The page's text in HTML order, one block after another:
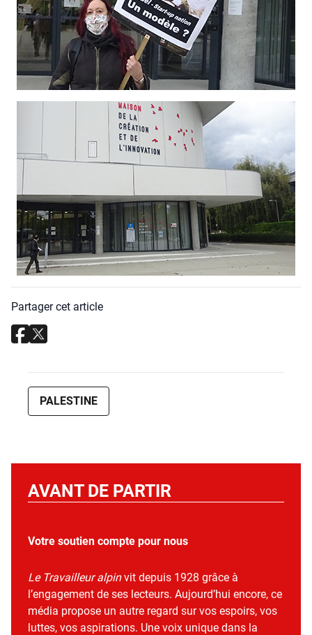
Partager cet article
PALESTINE
AVANT DE PARTIR
Votre soutien compte pour nous
Le Travailleur alpinvit depuis 1928 grâce à
l’engagement de ses lecteurs. Aujourd’hui encore, ce
média propose un autre regard sur vos espoirs, vos
luttes, vos aspirations. Une voix unique dans la